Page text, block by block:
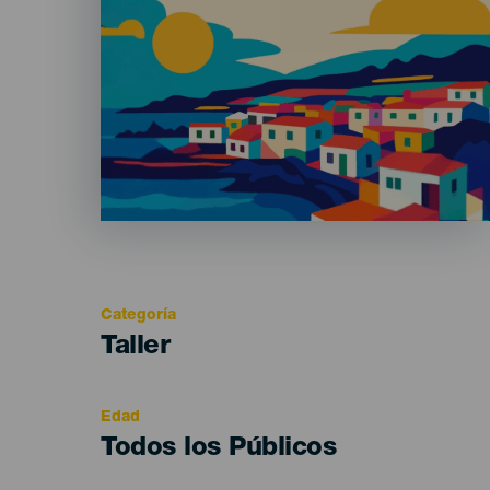
Categoría
Categoría
Taller
Edad
Edad
Todos los Públicos